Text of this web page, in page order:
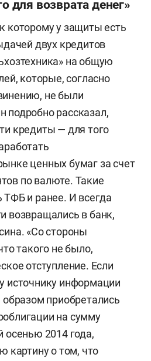
для возврата денег»
которому у защиты есть
двух кредитов
на общую
которые, согласно
не были
рассказал,
кредиты — для того
ценных бумаг за счет
по валюте. Такие
и ранее. И всегда
возвращались в банк,
«Со стороны
такого не было,
отступление. Если
источнику информации
приобретались
на сумму
осенью 2014 года,
картину о том, что